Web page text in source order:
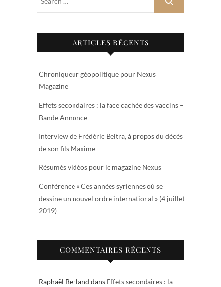
ARTICLES RÉCENTS
Chroniqueur géopolitique pour Nexus
Magazine
Effets secondaires : la face cachée des vaccins –
Bande Annonce
Interview de Frédéric Beltra, à propos du décès
de son fils Maxime
Résumés vidéos pour le magazine Nexus
Conférence « Ces années syriennes où se
dessine un nouvel ordre international » (4 juillet
2019)
COMMENTAIRES RÉCENTS
Raphaël Berland dans Effets secondaires : la